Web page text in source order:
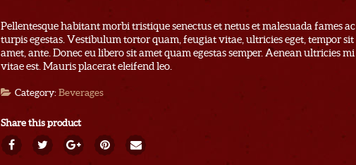
Pellentesque habitant morbi tristique senectus et netus et malesuada fames ac
turpis egestas. Vestibulum tortor quam, feugiat vitae, ultricies eget, tempor sit
amet, ante. Donec eu libero sit amet quam egestas semper. Aenean ultricies mi
vitae est. Mauris placerat eleifend leo.
Category:Beverages
Share this product